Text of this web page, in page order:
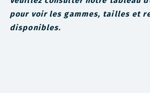
pour voir les gammes, tailles et
disponibles.